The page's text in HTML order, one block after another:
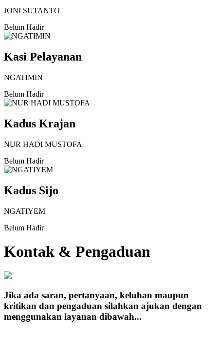
JONI SUTANTO
Belum Hadir
Kasi Pelayanan
NGATIMIN
Belum Hadir
Kadus Krajan
NUR HADI MUSTOFA
Belum Hadir
Kadus Sijo
NGATIYEM
Belum Hadir
Kontak & Pengaduan
Jika ada saran, pertanyaan, keluhan maupun
kritikan dan pengaduan silahkan ajukan dengan
menggunakan layanan dibawah...